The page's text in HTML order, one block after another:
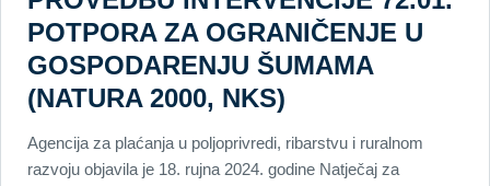
POTPORA ZA OGRANIČENJE U
GOSPODARENJU ŠUMAMA
(NATURA 2000, NKS)
Agencija za plaćanja u poljoprivredi, ribarstvu i ruralnom
razvoju objavila je 18. rujna 2024. godine Natječaj za